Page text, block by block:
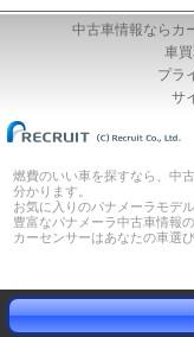
中古車情報ならカ
車
プラ
サ
燃費のいい車を探すなら、中
分かります。
お気に入りのパナメーラモデ
豊富なパナメーラ中古車情報
カーセンサーはあなたの車選